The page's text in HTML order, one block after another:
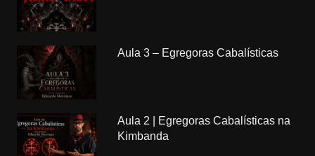
Aula 3 – Egregoras Cabalísticas
Aula 2 | Egregoras Cabalísticas na
Kimbanda